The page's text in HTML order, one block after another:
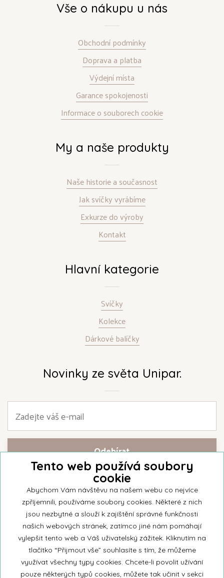
Vše o nákupu u nás
Obchodní podmínky
Doprava a platba
Výdejní místa
Garance spokojenosti
Informace o souborech cookie
My a naše produkty
Naše historie a současnost
Jak svíčky vyrábíme
Exkurze do výroby
Kontakt
Hlavní kategorie
Svíčky
Kolekce
Dárkové balíčky
Novinky ze světa Unipar.
Přihlašte se k našemu newsletteru a buďte jako první informováni o
nejnovějších kolekcích svíček a aktualitách z rodinné firmy Unipar.
© 2026 Unipar
Tento web používá soubory
cookie
Abychom Vám návštěvu na našem webu co nejvíce
zpříjemnili, používáme soubory cookies. Některé z nich
jsou nezbytné a slouží k zajíštění správné funkčnosti
našich webových stránek, zatímco jiné nám pomáhají
vylepšit tento web a Váš uživatelský zážitek. Kliknutím na
tlačítko “Přijmout vše” souhlasíte s tím, že můžeme
využívat všechny typy cookies. Chcete-li povolit užívání
pouze některých typů cookies, můžete tak učinit v sekci